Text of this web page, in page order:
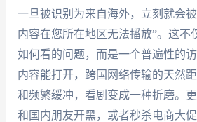
一旦被识别为来自海外，立刻就会
内容在您所在地区无法播放”。这不
如何看的问题，而是一个普遍性的
内容能打开，跨国网络传输的天然
和频繁缓冲，看剧变成一种折磨。
和国内朋友开黑，或者秒杀电商大